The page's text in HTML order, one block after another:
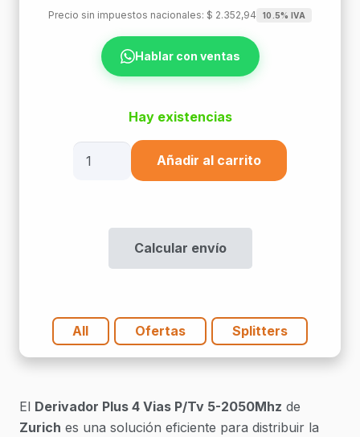
Precio sin impuestos nacionales: $ 2.352,94 10.5% IVA
Hablar con ventas
Hay existencias
Derivador
Añadir al carrito
Calcular envío
All Ofertas Splitters
El Derivador Plus 4 Vias P/Tv 5-2050Mhz de
Zurich es una solución eficiente para distribuir la